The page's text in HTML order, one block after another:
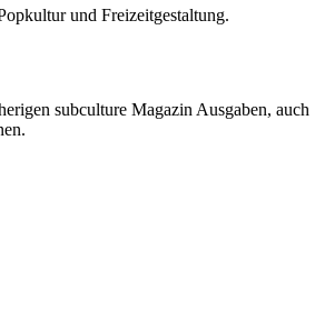
und Freizeitgestaltung.
subculture Magazin Ausgaben, auch